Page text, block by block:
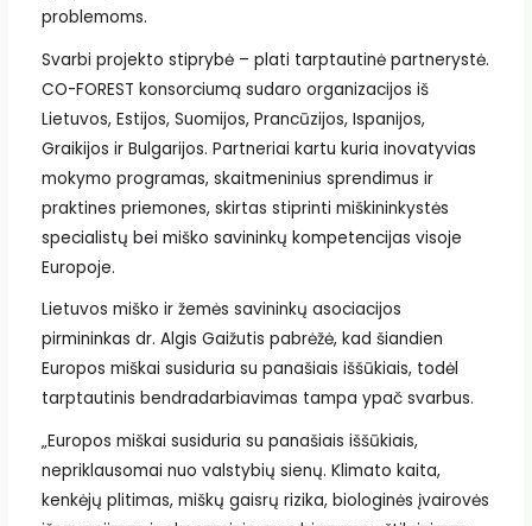
problemoms.
Svarbi projekto stiprybė – plati tarptautinė partnerystė.
CO-FOREST konsorciumą sudaro organizacijos iš
Lietuvos, Estijos, Suomijos, Prancūzijos, Ispanijos,
Graikijos ir Bulgarijos. Partneriai kartu kuria inovatyvias
mokymo programas, skaitmeninius sprendimus ir
praktines priemones, skirtas stiprinti miškininkystės
specialistų bei miško savininkų kompetencijas visoje
Europoje.
Lietuvos miško ir žemės savininkų asociacijos
pirmininkas dr. Algis Gaižutis pabrėžė, kad šiandien
Europos miškai susiduria su panašiais iššūkiais, todėl
tarptautinis bendradarbiavimas tampa ypač svarbus.
„Europos miškai susiduria su panašiais iššūkiais,
nepriklausomai nuo valstybių sienų. Klimato kaita,
kenkėjų plitimas, miškų gaisrų rizika, biologinės įvairovės